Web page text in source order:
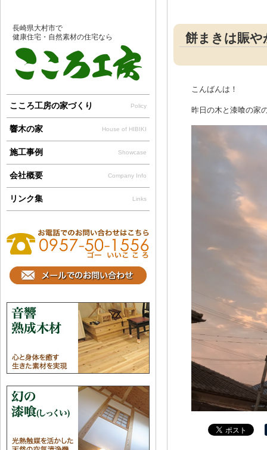
餅まきは賑や
こんばんは！
昨日の木と漆喰の家
長崎県大村市で
健康住宅・自然素材の住宅なら
こころ工房の家づくり Policy
響木の家 House of HIBIKI
施工事例 Showcase
会社概要 Company Info
リンク集 Links